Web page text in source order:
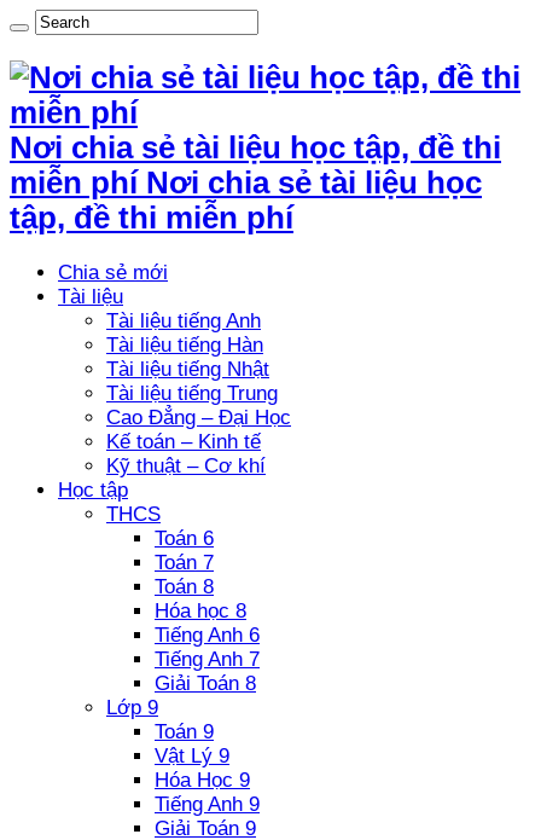
Nơi chia sẻ tài liệu học tập, đề thi
miễn phí Nơi chia sẻ tài liệu học
tập, đề thi miễn phí
Chia sẻ mới
Tài liệu
Tài liệu tiếng Anh
Tài liệu tiếng Hàn
Tài liệu tiếng Nhật
Tài liệu tiếng Trung
Cao Đẳng – Đại Học
Kế toán – Kinh tế
Kỹ thuật – Cơ khí
Học tập
THCS
Toán 6
Toán 7
Toán 8
Hóa học 8
Tiếng Anh 6
Tiếng Anh 7
Giải Toán 8
Lớp 9
Toán 9
Vật Lý 9
Hóa Học 9
Tiếng Anh 9
Giải Toán 9